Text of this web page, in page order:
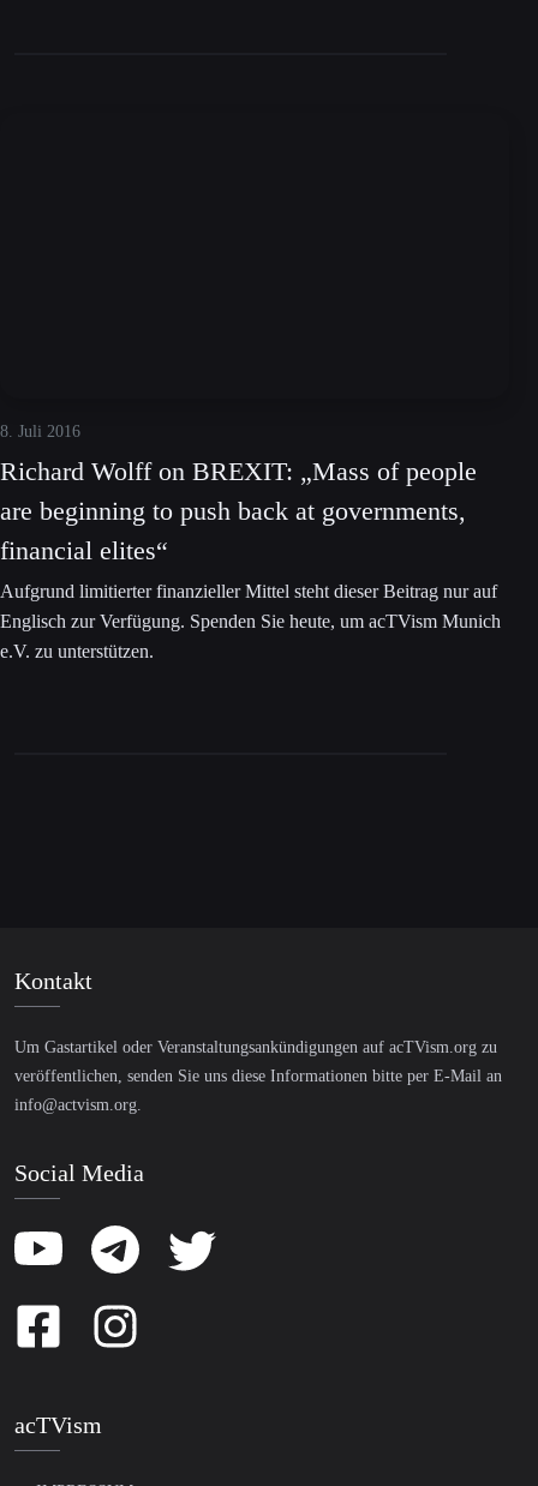
8. Juli 2016
Richard Wolff on BREXIT: „Mass of people
are beginning to push back at governments,
financial elites“
Aufgrund limitierter finanzieller Mittel steht dieser Beitrag nur auf
Englisch zur Verfügung. Spenden Sie heute, um acTVism Munich
e.V. zu unterstützen.
Kontakt
Um Gastartikel oder Veranstaltungsankündigungen auf acTVism.org zu
veröffentlichen, senden Sie uns diese Informationen bitte per E-Mail an
info@actvism.org.
Social Media
acTVism